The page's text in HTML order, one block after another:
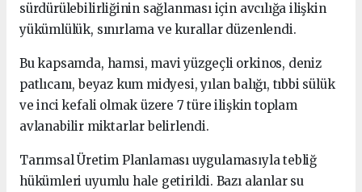
sürdürülebilirliğinin sağlanması için avcılığa ilişkin
yükümlülük, sınırlama ve kurallar düzenlendi.
Bu kapsamda, hamsi, mavi yüzgeçli orkinos, deniz
patlıcanı, beyaz kum midyesi, yılan balığı, tıbbi sülük
ve inci kefali olmak üzere 7 türe ilişkin toplam
avlanabilir miktarlar belirlendi.
Tarımsal Üretim Planlaması uygulamasıyla tebliğ
hükümleri uyumlu hale getirildi. Bazı alanlar su